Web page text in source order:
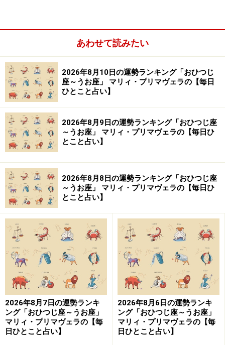
＞【12星座別】今月の「仕事＆金運」1位の星座は？
10位：うお座／魚座（2月19日～3月20日生
まれ）
トレンドを忘れると運気ダウン。しっかりファッション
チェックしよう。
＞【12星座別】今月の「仕事＆金運」1位の星座は？
9位：みずがめ座／水瓶座（1月20日～2月
18日生まれ）
考え過ぎるとドツボにはまるかも。「なるようになる」
と腹を決めて。
あわせて読みたい
2026年8月10日の運勢ランキング「おひつじ
座～うお座」 マリィ・プリマヴェラの【毎日
ひとこと占い】
2026年8月9日の運勢ランキング「おひつじ座
～うお座」 マリィ・プリマヴェラの【毎日ひ
とこと占い】
2026年8月8日の運勢ランキング「おひつじ座
～うお座」 マリィ・プリマヴェラの【毎日ひ
とこと占い】
2026年8月7日の運勢ランキ
ング「おひつじ座～うお座」
マリィ・プリマヴェラの【毎
日ひとこと占い】
2026年8月6日の運勢ランキ
ング「おひつじ座～うお座」
マリィ・プリマヴェラの【毎
日ひとこと占い】